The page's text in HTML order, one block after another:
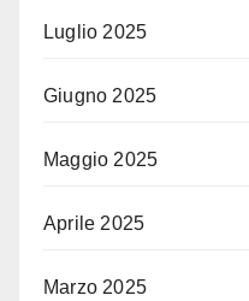
Luglio 2025
Giugno 2025
Maggio 2025
Aprile 2025
Marzo 2025